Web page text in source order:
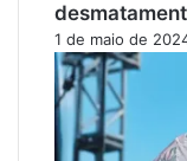
1 de maio de